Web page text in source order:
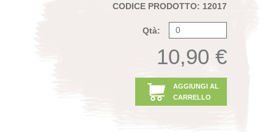
CODICE PRODOTTO: 12017
Qtà:
10,90 €
AGGIUNGI AL
CARRELLO